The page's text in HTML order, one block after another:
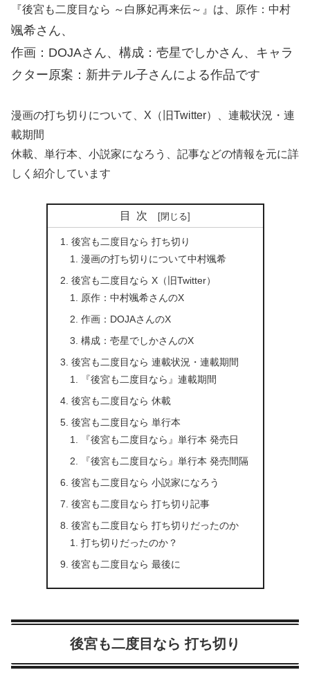
『後宮も二度目なら ～白豚妃再来伝～』は、原作：中村
颯希さん、
作画：DOJAさん、構成：壱星でしかさん、キャラ
クター原案：新井テル子さんによる作品です
漫画の打ち切りについて、X（旧Twitter）、連載状況・連
載期間
休載、単行本、小説家になろう、記事などの情報を元に詳
しく紹介しています
目次
後宮も二度目なら 打ち切り
漫画の打ち切りについて中村颯希
後宮も二度目なら X（旧Twitter）
原作：中村颯希さんのX
作画：DOJAさんのX
構成：壱星でしかさんのX
後宮も二度目なら 連載状況・連載期間
『後宮も二度目なら』連載期間
後宮も二度目なら 休載
後宮も二度目なら 単行本
『後宮も二度目なら』単行本 発売日
『後宮も二度目なら』単行本 発売間隔
後宮も二度目なら 小説家になろう
後宮も二度目なら 打ち切り記事
後宮も二度目なら 打ち切りだったのか
打ち切りだったのか？
後宮も二度目なら 最後に
後宮も二度目なら 打ち切り